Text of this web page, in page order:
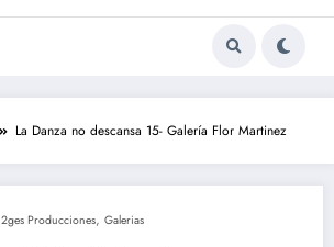
La Danza no descansa 15- Galería Flor Martinez
2ges Producciones, Galerias